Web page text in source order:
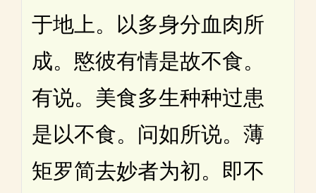
于地上。以多身分血肉所
成。愍彼有情是故不食。
有说。美食多生种种过患
是以不食。问如所说。薄
矩罗简去妙者为初。即不